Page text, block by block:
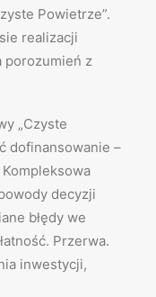
Powietrze”.
realizacji
porozumień z
„Czyste
dofinansowanie –
decyzji
błędy we
Przerwa.
inwestycji,